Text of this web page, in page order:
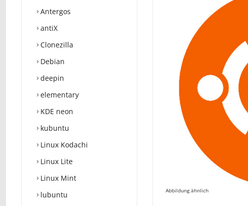
Antergos
antiX
Clonezilla
Debian
deepin
elementary
KDE neon
kubuntu
Linux Kodachi
Linux Lite
Linux Mint
lubuntu
Abbildung ähnlich